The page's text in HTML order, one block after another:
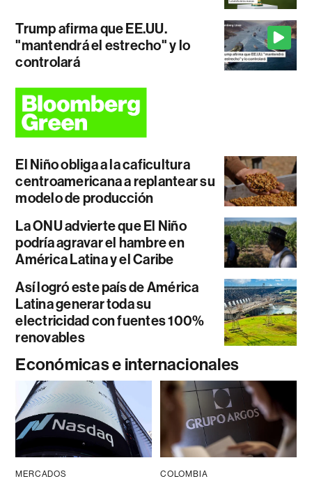
Trump afirma que EE.UU.
"mantendrá el estrecho" y lo
controlará
El Niño obliga a la caficultura
centroamericana a replantear su
modelo de producción
La ONU advierte que El Niño
podría agravar el hambre en
América Latina y el Caribe
Así logró este país de América
Latina generar toda su
electricidad con fuentes 100%
renovables
Económicas e internacionales
MERCADOS COLOMBIA